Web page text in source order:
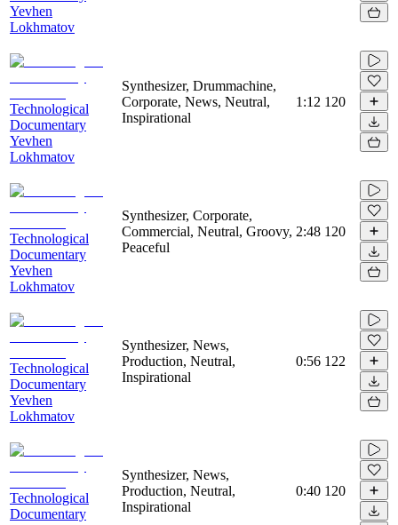
Yevhen
Lokhmatov
Technological
Documentary
Yevhen
Lokhmatov
Synthesizer, Drummachine,
Corporate, News, Neutral,
Inspirational
1:12 120
Technological
Documentary
Yevhen
Lokhmatov
Synthesizer, Corporate,
Commercial, Neutral, Groovy,
Peaceful
2:48 120
Technological
Documentary
Yevhen
Lokhmatov
Synthesizer, News,
Production, Neutral,
Inspirational
0:56 122
Technological
Documentary
Synthesizer, News,
Production, Neutral,
Inspirational
0:40 120